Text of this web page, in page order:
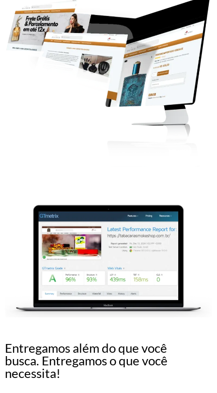
Entregamos além do que você
busca. Entregamos o que você
necessita!